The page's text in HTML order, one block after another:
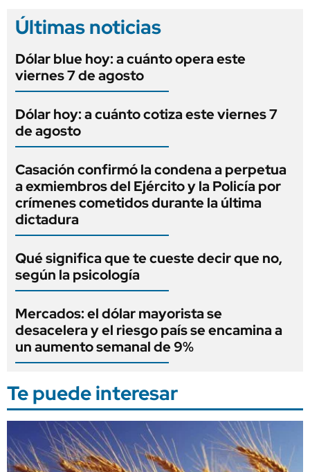
Últimas noticias
Dólar blue hoy: a cuánto opera este
viernes 7 de agosto
Dólar hoy: a cuánto cotiza este viernes 7
de agosto
Casación confirmó la condena a perpetua
a exmiembros del Ejército y la Policía por
crímenes cometidos durante la última
dictadura
Qué significa que te cueste decir que no,
según la psicología
Mercados: el dólar mayorista se
desacelera y el riesgo país se encamina a
un aumento semanal de 9%
Te puede interesar